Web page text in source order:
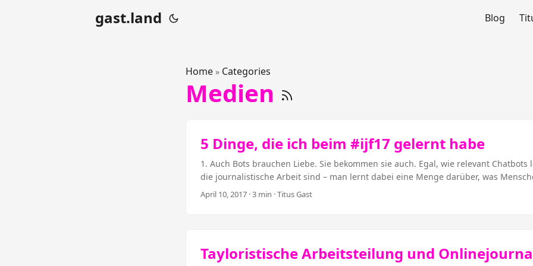
gast.land Blog
Home » Categories
Medien
5 Dinge, die ich beim #ijf17 gelernt habe
1. Auch Bots brauchen Liebe. Sie bekommen sie auch. Egal, wie relevant
die journalistische Arbeit sind – man lernt dabei eine Menge darüber, was
Medienunternehmen erwarten. Sie schreiben es nämlich einfach. Das bedeutet
einfach nur stumpf vorgefertigte Sätze raushaut und nicht reagieren kann, ist kein
„Will you marry me?“ oder „¡Me gustas!“ nur antworten kann, dass er das nicht
April 10, 2017 · 3 min · Titus Gast
Tayloristische Arbeitsteilung und